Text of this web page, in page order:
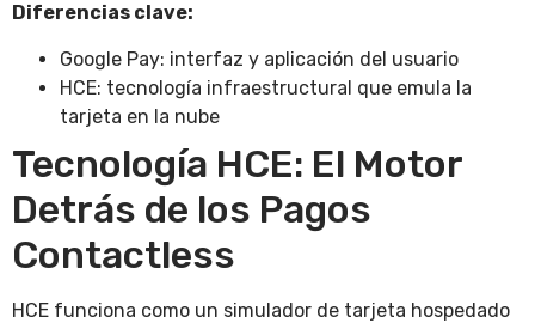
Diferencias clave:
Google Pay: interfaz y aplicación del usuario
HCE: tecnología infraestructural que emula la
tarjeta en la nube
Tecnología HCE: El Motor
Detrás de los Pagos
Contactless
HCE funciona como un simulador de tarjeta hospedado